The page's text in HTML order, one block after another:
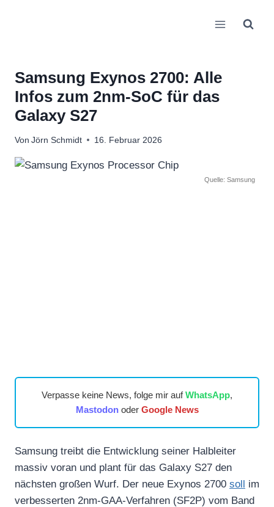
Samsung Exynos 2700: Alle
Infos zum 2nm-SoC für das
Galaxy S27
Von Jörn Schmidt 16. Februar 2026
Quelle: Samsung
Verpasse keine News, folge mir aufWhatsApp,
Mastodonoder Google News
Samsung treibt die Entwicklung seiner Halbleiter
massiv voran und plant für das Galaxy S27 den
nächsten großen Wurf. Der neue Exynos 2700 soll im
verbesserten 2nm-GAA-Verfahren (SF2P) vom Band